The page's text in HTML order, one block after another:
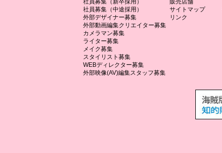
社員募集（中途採用）
外部デザイナー募集
外部動画編集クリエイター募集
カメラマン募集
ライター募集
メイク募集
スタイリスト募集
WEBディレクター募集
外部映像(AV)編集スタッフ募集
サイトマップ
リンク